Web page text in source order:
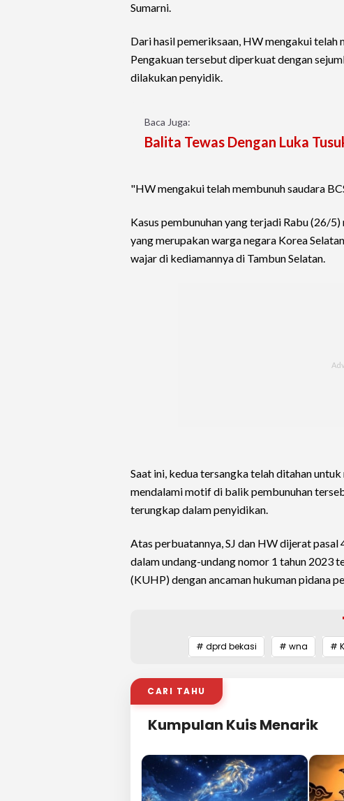
Sumarni.
Dari hasil pemeriksaan, HW mengakui telah
Pengakuan tersebut diperkuat dengan
dilakukan penyidik.
Baca Juga:
Balita Tewas Dengan Luka
"HW mengakui telah membunuh saudara
Kasus pembunuhan yang terjadi Rabu (26/
yang merupakan warga negara Korea
wajar di kediamannya di Tambun Selatan.
Saat ini, kedua tersangka telah ditahan
mendalami motif di balik pembunuhan
terungkap dalam penyidikan.
Atas perbuatannya, SJ dan HW dijerat
dalam undang-undang nomor 1 tahun 2023
(KUHP) dengan ancaman hukuman pidana
# dprd bekasi # wna #
CARI TAHU
Kumpulan Kuis Menarik